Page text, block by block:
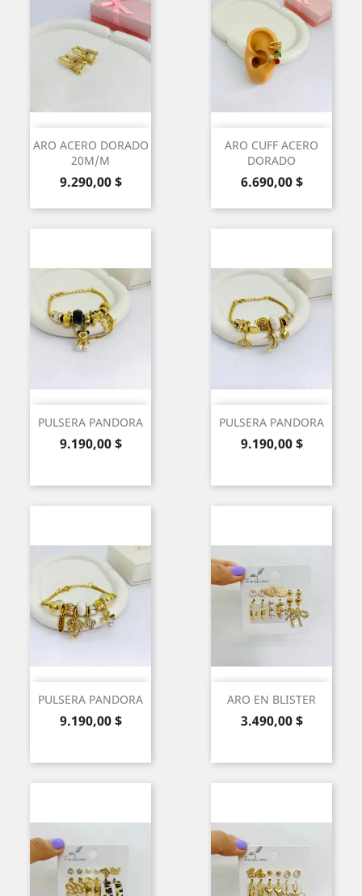
ARO ACERO DORADO
20M/M
Precio
9.290,00 $
ARO CUFF ACERO
DORADO
Precio
6.690,00 $
PULSERA PANDORA
Precio
9.190,00 $
PULSERA PANDORA
Precio
9.190,00 $
PULSERA PANDORA
Precio
9.190,00 $
ARO EN BLISTER
Precio
3.490,00 $